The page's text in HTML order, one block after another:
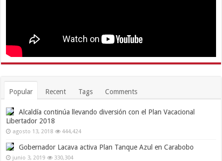
Popular Recent Tags Comments
Alcaldía continúa llevando diversión con el Plan Vacacional
Libertador 2018
agosto 13, 2018 444,424
Gobernador Lacava activa Plan Tanque Azul en Carabobo
junio 3, 2019 330,304